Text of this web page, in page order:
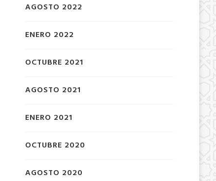
AGOSTO 2022
ENERO 2022
OCTUBRE 2021
AGOSTO 2021
ENERO 2021
OCTUBRE 2020
AGOSTO 2020